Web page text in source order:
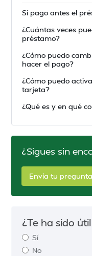
Si pago antes el
¿Cuántas veces
préstamo?
¿Cómo puedo
hacer el pago?
¿Cómo puedo
tarjeta?
¿Qué es y en qué
¿Sigues sin
Envía tu pregunta
¿Te ha sido
Sí
No